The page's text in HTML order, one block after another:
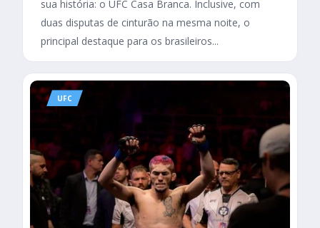
sua história: o UFC Casa Branca. Inclusive, com
duas disputas de cinturão na mesma noite, o
principal destaque para os brasileiros...
UFC